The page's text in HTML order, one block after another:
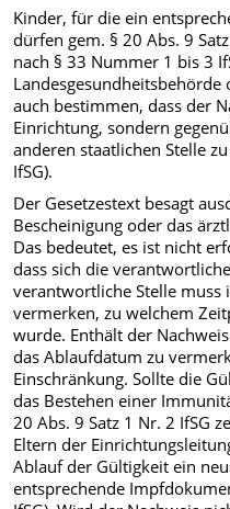
Kinder, für die ein
dürfen gem. § 20 Abs. 9
nach § 33 Nummer 1 bis 3
auch bestimmen, dass der
Einrichtung, sondern
anderen staatlichen Stelle
IfSG).
Der Gesetzestext besagt
Bescheinigung oder das
Das bedeutet, es ist nicht
dass sich die
verantwortliche Stelle muss
vermerken, zu welchem
wurde. Enthält der
das Ablaufdatum zu
Einschränkung. Sollte die
das Bestehen einer
20 Abs. 9 Satz 1 Nr. 2 IfSG
Eltern der
Ablauf der Gültigkeit ein
entsprechende